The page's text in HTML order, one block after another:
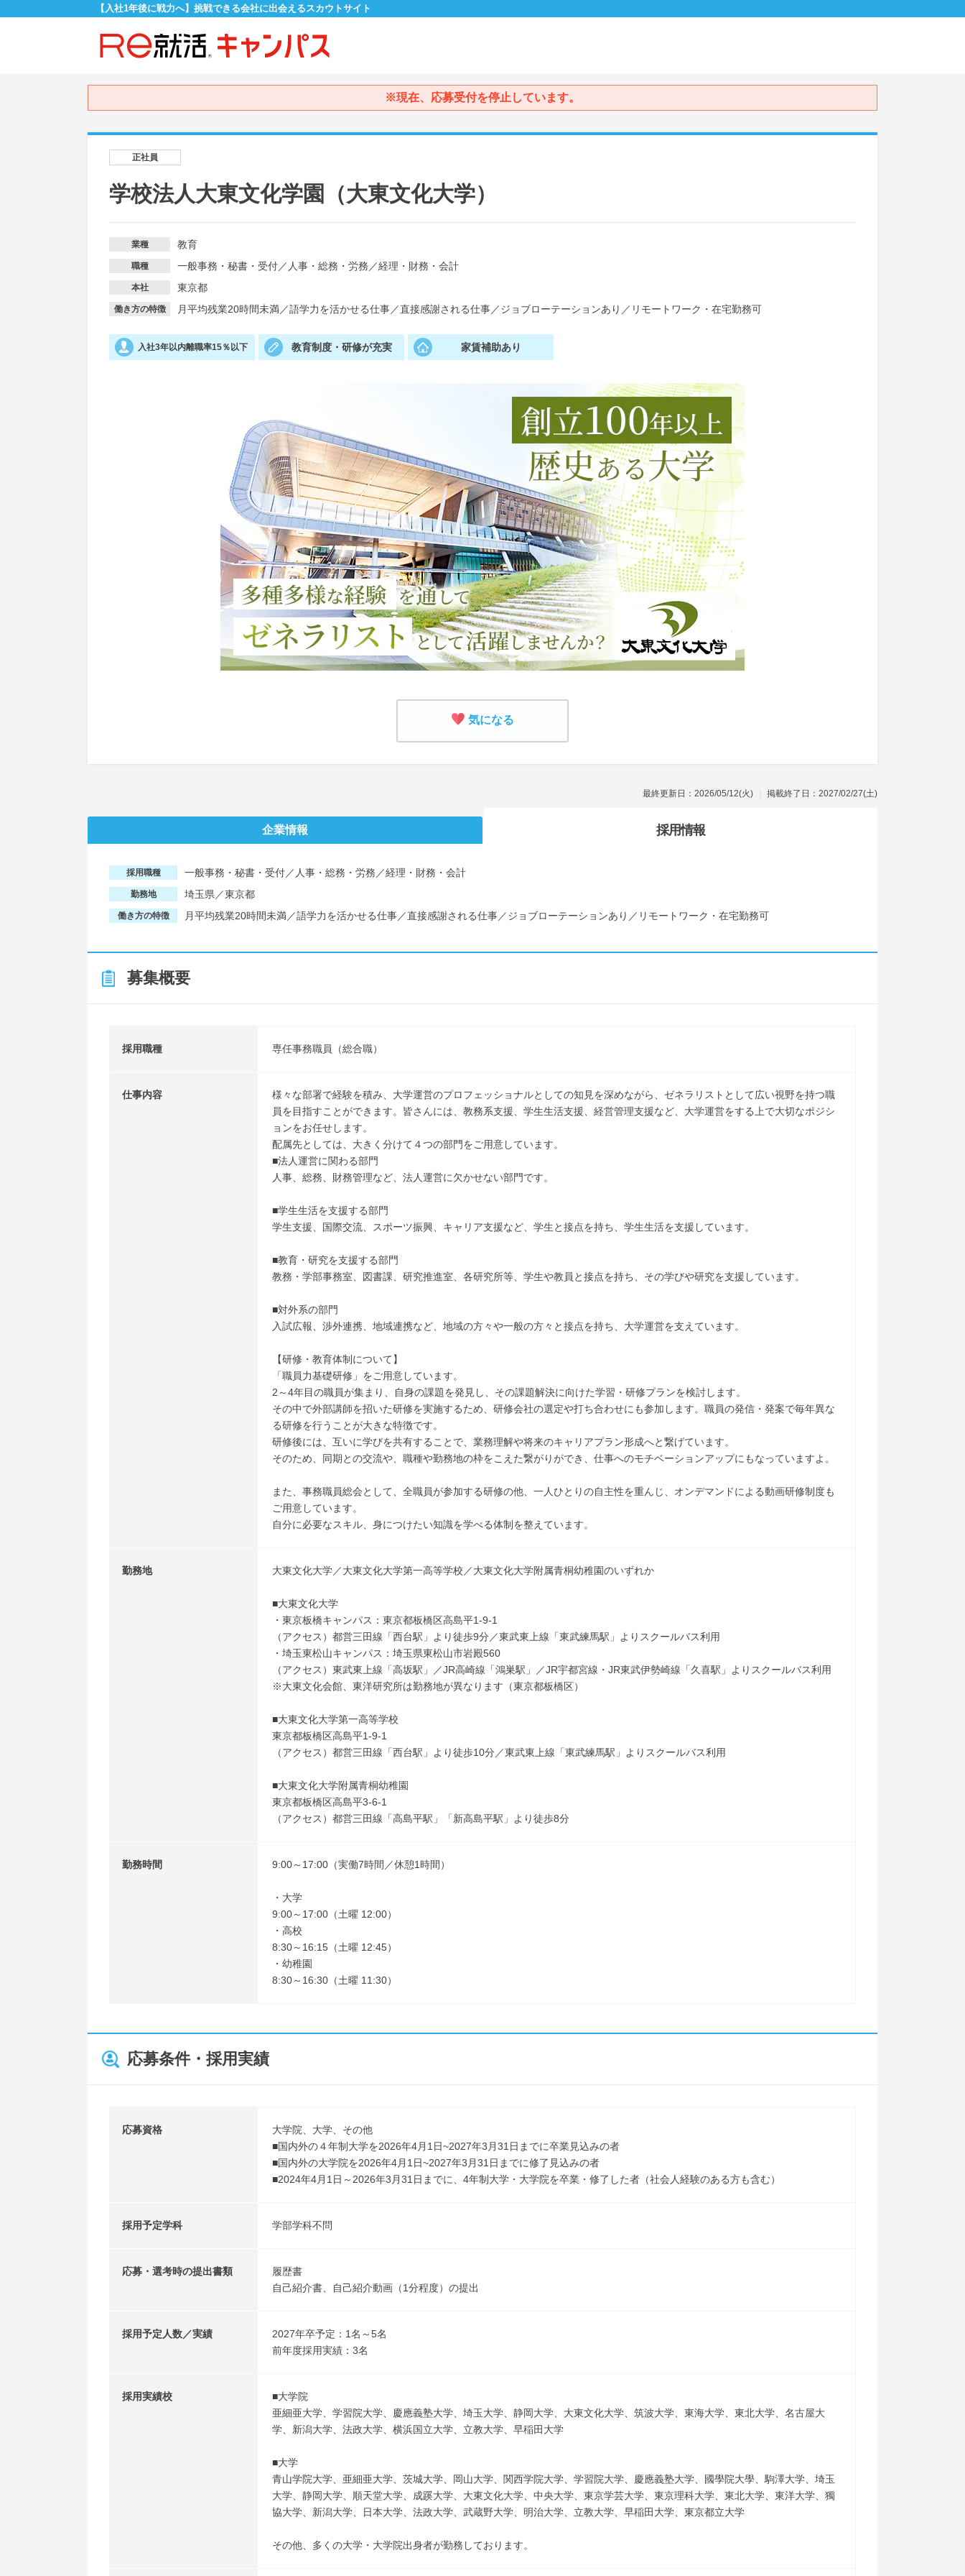
【入社1年後に戦力へ】挑戦できる会社に出会えるスカウトサイト
※現在、応募受付を停止しています。
正社員
学校法人大東文化学園（大東文化大学）
業種 教育
職種 一般事務・秘書・受付／ 人事・総務・労務 ／経理・財務・会計
本社 東京都
働き方の特徴 月平均残業20時間未満／語学力を活かせる仕事／直接感謝される仕事／ジョブローテーションあり ／ リモートワーク・在宅勤務可
入社3年以内離職率15％以下 教育制度・研修が充実 家賃補助あり
気になる
最終更新日：2026/05/12(火) 掲載終了日：2027/02/27(土)
企業情報 採用情報
採用職種 一般事務・秘書・受付／人事・総務・労務／経理・財務・会計
勤務地 埼玉県／東京都
働き方の特徴 月平均残業20時間未満／語学力を活かせる仕事／直接感謝される仕事／ジョブローテーションあり／リモートワーク・在宅勤務可
募集概要
採用職種 専任事務職員（総合職）
仕事内容
様々な部署で経験を積み、大学運営のプロフェッショナルとしての知見を深めながら、ゼネラリストとして広い視野を持つ職
員を目指すことができます。皆さんには、教務系支援、学生生活支援、経営管理支援など、大学運営をする上で大切なポジシ
ョンをお任せします。
配属先としては、大きく分けて４つの部門をご用意しています。
■法人運営に関わる部門
人事、総務、財務管理など、法人運営に欠かせない部門です。
■学生生活を支援する部門
学生支援、国際交流、スポーツ振興、キャリア支援など、学生と接点を持ち、学生生活を支援しています。
■教育・研究を支援する部門
教務・学部事務室、図書課、研究推進室、各研究所等、学生や教員と接点を持ち、その学びや研究を支援しています。
■対外系の部門
入試広報、渉外連携、地域連携など、地域の方々や一般の方々と接点を持ち、大学運営を支えています。
【研修・教育体制について】
「職員力基礎研修」をご用意しています。
2～4年目の職員が集まり、自身の課題を発見し、その課題解決に向けた学習・研修プランを検討します。
その中で外部講師を招いた研修を実施するため、研修会社の選定や打ち合わせにも参加します。職員の発信・発案で毎年異な
る研修を行うことが大きな特徴です。
研修後には、互いに学びを共有することで、業務理解や将来のキャリアプラン形成へと繋げています。
そのため、同期との交流や、職種や勤務地の枠をこえた繋がりができ、仕事へのモチベーションアップにもなっていますよ。
また、事務職員総会として、全職員が参加する研修の他、一人ひとりの自主性を重んじ、オンデマンドによる動画研修制度も
ご用意しています。
自分に必要なスキル、身につけたい知識を学べる体制を整えています。
勤務地 大東文化大学／大東文化大学第一高等学校／大東文化大学附属青桐幼稚園のいずれか
■大東文化大学
・東京板橋キャンパス：東京都板橋区高島平1-9-1
（アクセス）都営三田線「西台駅」より徒歩9分／東武東上線「東武練馬駅」よりスクールバス利用
・埼玉東松山キャンパス：埼玉県東松山市岩殿560
（アクセス）東武東上線「高坂駅」／JR高崎線「鴻巣駅」／JR宇都宮線・JR東武伊勢崎線「久喜駅」よりスクールバス利用
※大東文化会館、東洋研究所は勤務地が異なります（東京都板橋区）
■大東文化大学第一高等学校
東京都板橋区高島平1-9-1
（アクセス）都営三田線「西台駅」より徒歩10分／東武東上線「東武練馬駅」よりスクールバス利用
■大東文化大学附属青桐幼稚園
東京都板橋区高島平3-6-1
（アクセス）都営三田線「高島平駅」「新高島平駅」より徒歩8分
勤務時間 9:00～17:00（実働7時間／休憩1時間）
・大学
9:00～17:00（土曜 12:00）
・高校
8:30～16:15（土曜 12:45）
・幼稚園
8:30～16:30（土曜 11:30）
応募条件・採用実績
応募資格
大学院、大学、その他
■国内外の４年制大学を2026年4月1日~2027年3月31日までに卒業見込みの者
■国内外の大学院を2026年4月1日~2027年3月31日までに修了見込みの者
■2024年4月1日～2026年3月31日までに、4年制大学・大学院を卒業・修了した者（社会人経験のある方も含む）
採用予定学科 学部学科不問
応募・選考時の提出書類
履歴書
自己紹介書、自己紹介動画（1分程度）の提出
採用予定人数／実績
2027年卒予定：1名～5名
前年度採用実績：3名
採用実績校
■大学院
亜細亜大学、学習院大学、慶應義塾大学、埼玉大学、静岡大学、大東文化大学、筑波大学、東海大学、東北大学、名古屋大
学、新潟大学、法政大学、横浜国立大学、立教大学、早稲田大学
■大学
青山学院大学、亜細亜大学、茨城大学、岡山大学、関西学院大学、学習院大学、慶應義塾大学、國學院大學、駒澤大学、埼玉
大学、静岡大学、順天堂大学、成蹊大学、大東文化大学、中央大学、東京学芸大学、東京理科大学、東北大学、東洋大学、獨
協大学、新潟大学、日本大学、法政大学、武蔵野大学、明治大学、立教大学、早稲田大学、東京都立大学
その他、多くの大学・大学院出身者が勤務しております。